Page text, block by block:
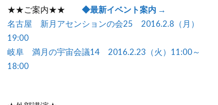
★★ご案内★★ ◆最新イベント案内 →
名古屋 新月アセンションの会25 2016.2.8（月）
19:00
岐阜 満月の宇宙会議14 2016.2.23（火）11:00～
18:00